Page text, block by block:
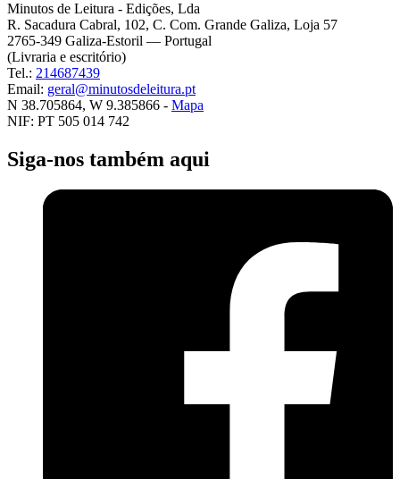
Minutos de Leitura - Edições, Lda
R. Sacadura Cabral, 102, C. Com. Grande Galiza, Loja 57
2765-349 Galiza-Estoril — Portugal
(Livraria e escritório)
Tel.: 214687439
Email: geral@minutosdeleitura.pt
N 38.705864, W 9.385866 - Mapa
NIF: PT 505 014 742
Siga-nos também aqui